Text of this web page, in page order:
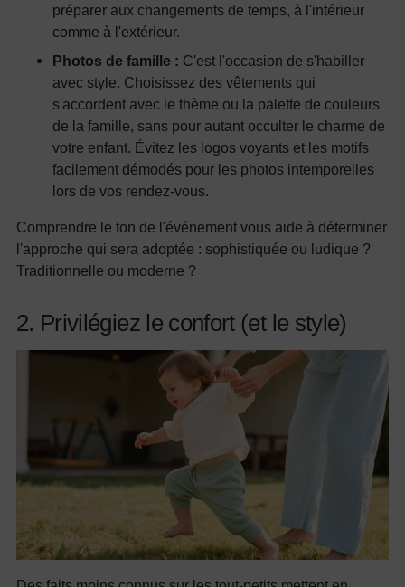
préparer aux changements de temps, à l'intérieur
comme à l'extérieur.
Photos de famille : C'est l'occasion de s'habiller
avec style. Choisissez des vêtements qui
s'accordent avec le thème ou la palette de couleurs
de la famille, sans pour autant occulter le charme de
votre enfant. Évitez les logos voyants et les motifs
facilement démodés pour les photos intemporelles
lors de vos rendez-vous.
Comprendre le ton de l'événement vous aide à déterminer
l'approche qui sera adoptée : sophistiquée ou ludique ?
Traditionnelle ou moderne ?
2. Privilégiez le confort (et le style)